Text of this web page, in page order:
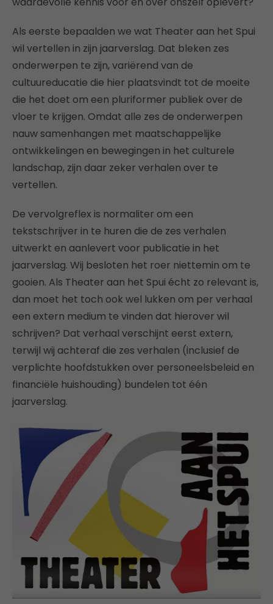
Als eerste bepaalden we wat Theater aan het Spui
wil vertellen in zijn jaarverslag. Dat bleken zes
onderwerpen te zijn, variërend van de
cultuureducatie die hier plaatsvindt tot de moeite
die het doet om een pluriformer publiek over de
vloer te krijgen. Omdat alle zes de onderwerpen
nauw samenhangen met maatschappelijke
ontwikkelingen en bewegingen in het culturele
landschap, zijn daar zeker verhalen over te
vertellen.
De vervolgreflex is normaliter om een
tekstschrijver in te huren die de zes verhalen
uitwerkt en aanlevert voor publicatie in het
jaarverslag. Wij besloten het roer niettemin om te
gooien. Als Theater aan het Spui écht zo relevant is,
dan moet het toch ook wel lukken om per verhaal
een extern medium te vinden dat hierover wil
schrijven? Dat verhaal verschijnt eerst extern,
terwijl wij achteraf die zes verhalen (inclusief de
verplichte hoofdstukken over personeelsbeleid en
financiële huishouding) bundelen tot één
jaarverslag.